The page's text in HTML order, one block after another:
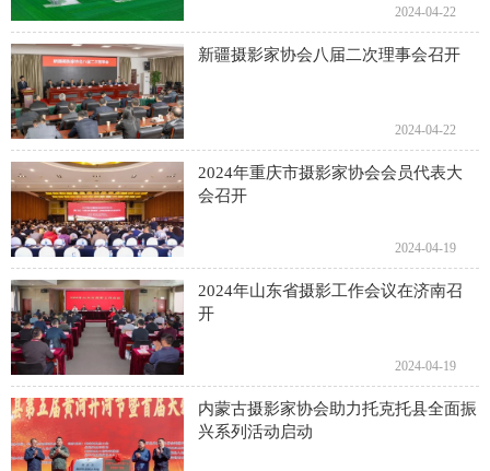
2024-04-22
新疆摄影家协会八届二次理事会召开
2024-04-22
2024年重庆市摄影家协会会员代表大
会召开
2024-04-19
2024年山东省摄影工作会议在济南召
开
2024-04-19
内蒙古摄影家协会助力托克托县全面振
兴系列活动启动